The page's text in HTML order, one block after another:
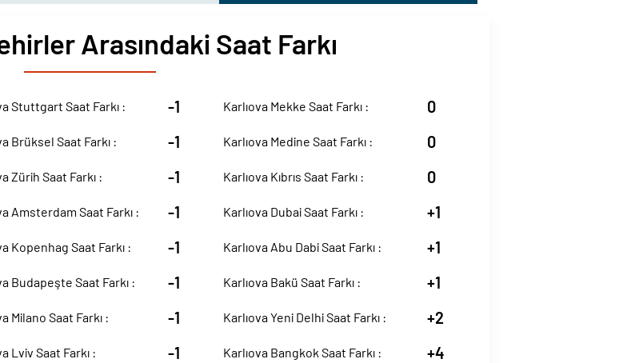
Arasındaki Saat Farkı
Stuttgart Saat Farkı : -1
Brüksel Saat Farkı : -1
Zürih Saat Farkı : -1
Amsterdam Saat Farkı : -1
Kopenhag Saat Farkı : -1
Budapeşte Saat Farkı : -1
Milano Saat Farkı : -1
Lviv Saat Farkı : -1
Karlıova Mekke Saat Farkı : 0
Karlıova Medine Saat Farkı : 0
Karlıova Kıbrıs Saat Farkı : 0
Karlıova Dubai Saat Farkı : +1
Karlıova Abu Dabi Saat Farkı : +1
Karlıova Bakü Saat Farkı : +1
Karlıova Yeni Delhi Saat Farkı : +2
Karlıova Bangkok Saat Farkı : +4